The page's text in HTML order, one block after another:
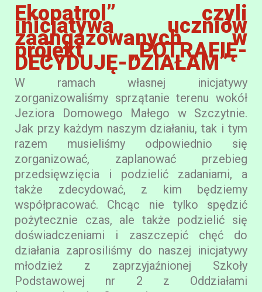
Ekopatrol” czyli
inicjatywa uczniów
zaangażowanych w
projekt „POTRAFIĘ-
DECYDUJĘ-DZIAŁAM”
W ramach własnej inicjatywy
zorganizowaliśmy sprzątanie terenu wokół
Jeziora Domowego Małego w Szczytnie.
Jak przy każdym naszym działaniu, tak i tym
razem musieliśmy odpowiednio się
zorganizować, zaplanować przebieg
przedsięwzięcia i podzielić zadaniami, a
także zdecydować, z kim będziemy
współpracować. Chcąc nie tylko spędzić
pożytecznie czas, ale także podzielić się
doświadczeniami i zaszczepić chęć do
działania zaprosiliśmy do naszej inicjatywy
młodzież z zaprzyjaźnionej Szkoły
Podstawowej nr 2 z Oddziałami